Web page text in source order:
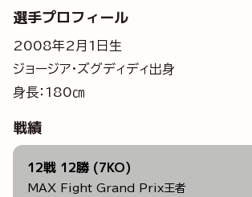
選手プロフィール
2008年2月1日生
ジョージア・ズグディディ出身
身長：180㎝
戦績
12戦 12勝 (7KO)
MAX Fight Grand Prix王者